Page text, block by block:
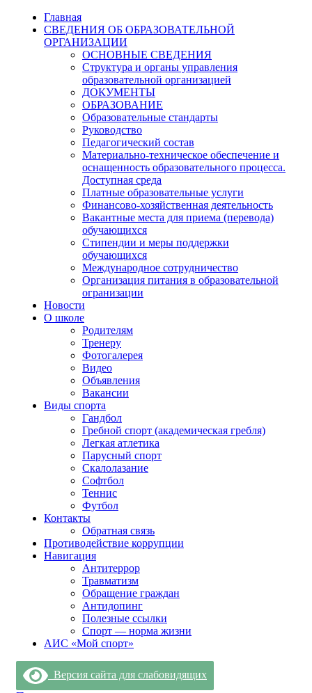
Главная
СВЕДЕНИЯ ОБ ОБРАЗОВАТЕЛЬНОЙ
ОРГАНИЗАЦИИ
ОСНОВНЫЕ СВЕДЕНИЯ
Структура и органы управления
образовательной организацией
ДОКУМЕНТЫ
ОБРАЗОВАНИЕ
Образовательные стандарты
Руководство
Педагогический состав
Материально-техническое обеспечение и
оснащенность образовательного процесса.
Доступная среда
Платные образовательные услуги
Финансово-хозяйственная деятельность
Вакантные места для приема (перевода)
обучающихся
Стипендии и меры поддержки
обучающихся
Международное сотрудничество
Организация питания в образовательной
огранизации
Новости
О школе
Родителям
Тренеру
Фотогалерея
Видео
Объявления
Вакансии
Виды спорта
Гандбол
Гребной спорт (академическая гребля)
Легкая атлетика
Парусный спорт
Скалолазание
Софтбол
Теннис
Футбол
Контакты
Обратная связь
Противодействие коррупции
Навигация
Антитеррор
Травматизм
Обращение граждан
Антидопинг
Полезные ссылки
Спорт — норма жизни
АИС «Мой спорт»
Версия сайта для слабовидящих